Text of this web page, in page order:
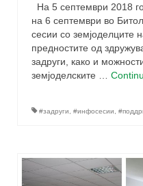
На 5 септември 2018
на 6 септември во
сесии со земјоделците
предностите од
задруги, како и
земјоделските …
#задруги #инфосесии